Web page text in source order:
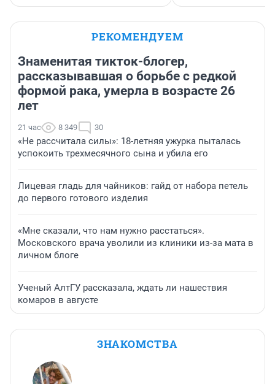
РЕКОМЕНДУЕМ
Знаменитая тикток-блогер,
рассказывавшая о борьбе с редкой
формой рака, умерла в возрасте 26
лет
21 час 8 349 30
«Не рассчитала силы»: 18-летняя ужурка пыталась
успокоить трехмесячного сына и убила его
Лицевая гладь для чайников: гайд от набора петель
до первого готового изделия
«Мне сказали, что нам нужно расстаться».
Московского врача уволили из клиники из-за мата в
личном блоге
Ученый АлтГУ рассказала, ждать ли нашествия
комаров в августе
ЗНАКОМСТВА